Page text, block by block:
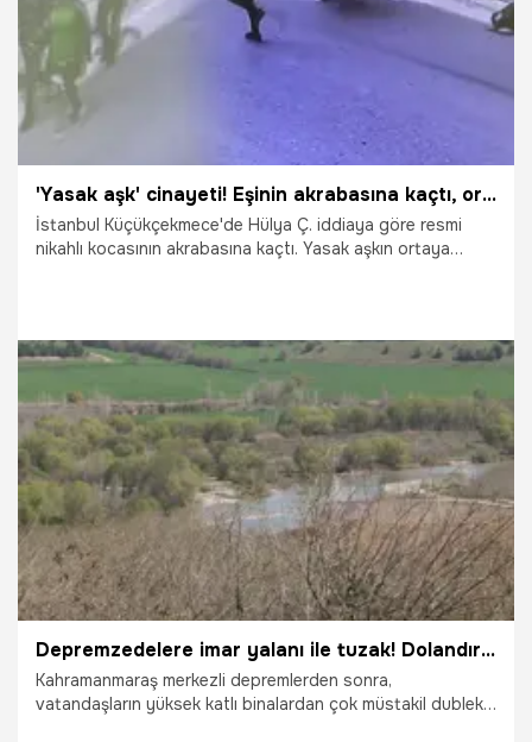
'Yasak aşk' cinayeti! Eşinin akrabasına kaçtı, ortaya çıkınca saldırıya uğradılar
İstanbul Küçükçekmece'de Hülya Ç. iddiaya göre resmi
nikahlı kocasının akrabasına kaçtı. Yasak aşkın ortaya
mermilerden kurtuldu.
15.04.2023 Yaşam
Depremzedelere imar yalanı ile tuzak! Dolandırıcıların yeni yöntemi ortaya çıktı
Kahramanmaraş merkezli depremlerden sonra,
vatandaşların yüksek katlı binalardan çok müstakil dubleks